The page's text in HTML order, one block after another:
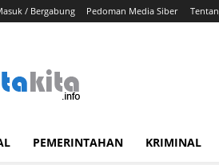
/ Bergabung Pedoman Media Siber
PEMERINTAHAN KRIMINAL